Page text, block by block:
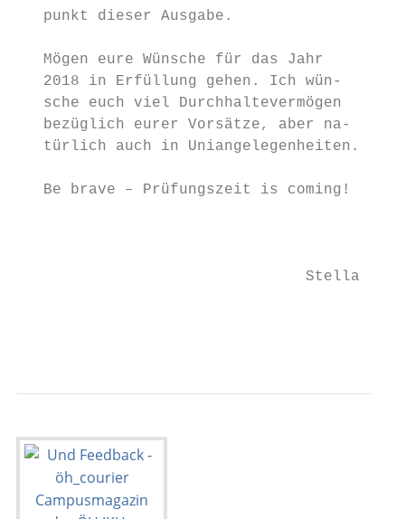
   punkt dieser Ausgabe.
Mögen eure Wünsche für das Jahr
   2018 in Erfüllung gehen. Ich wün-
sche euch viel Durchhaltevermögen
   bezüglich eurer Vorsätze, aber na-
   türlich auch in Uniangelegenheiten.
   Be brave – Prüfungszeit is coming!
Stella